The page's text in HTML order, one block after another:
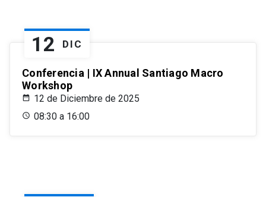
12 DIC
Conferencia | IX Annual Santiago Macro
Workshop
12 de Diciembre de 2025
08:30 a 16:00